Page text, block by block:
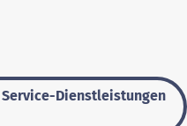
Dienstleistungen